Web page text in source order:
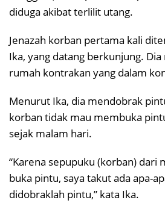
diduga akibat terlilit utang.
Jenazah korban pertama kali
Ika, yang datang berkunjung.
rumah kontrakan yang dalam
Menurut Ika, dia mendobrak
korban tidak mau membuka
sejak malam hari.
“Karena sepupuku (korban) dari
buka pintu, saya takut ada apa-
didobraklah pintu,” kata Ika.